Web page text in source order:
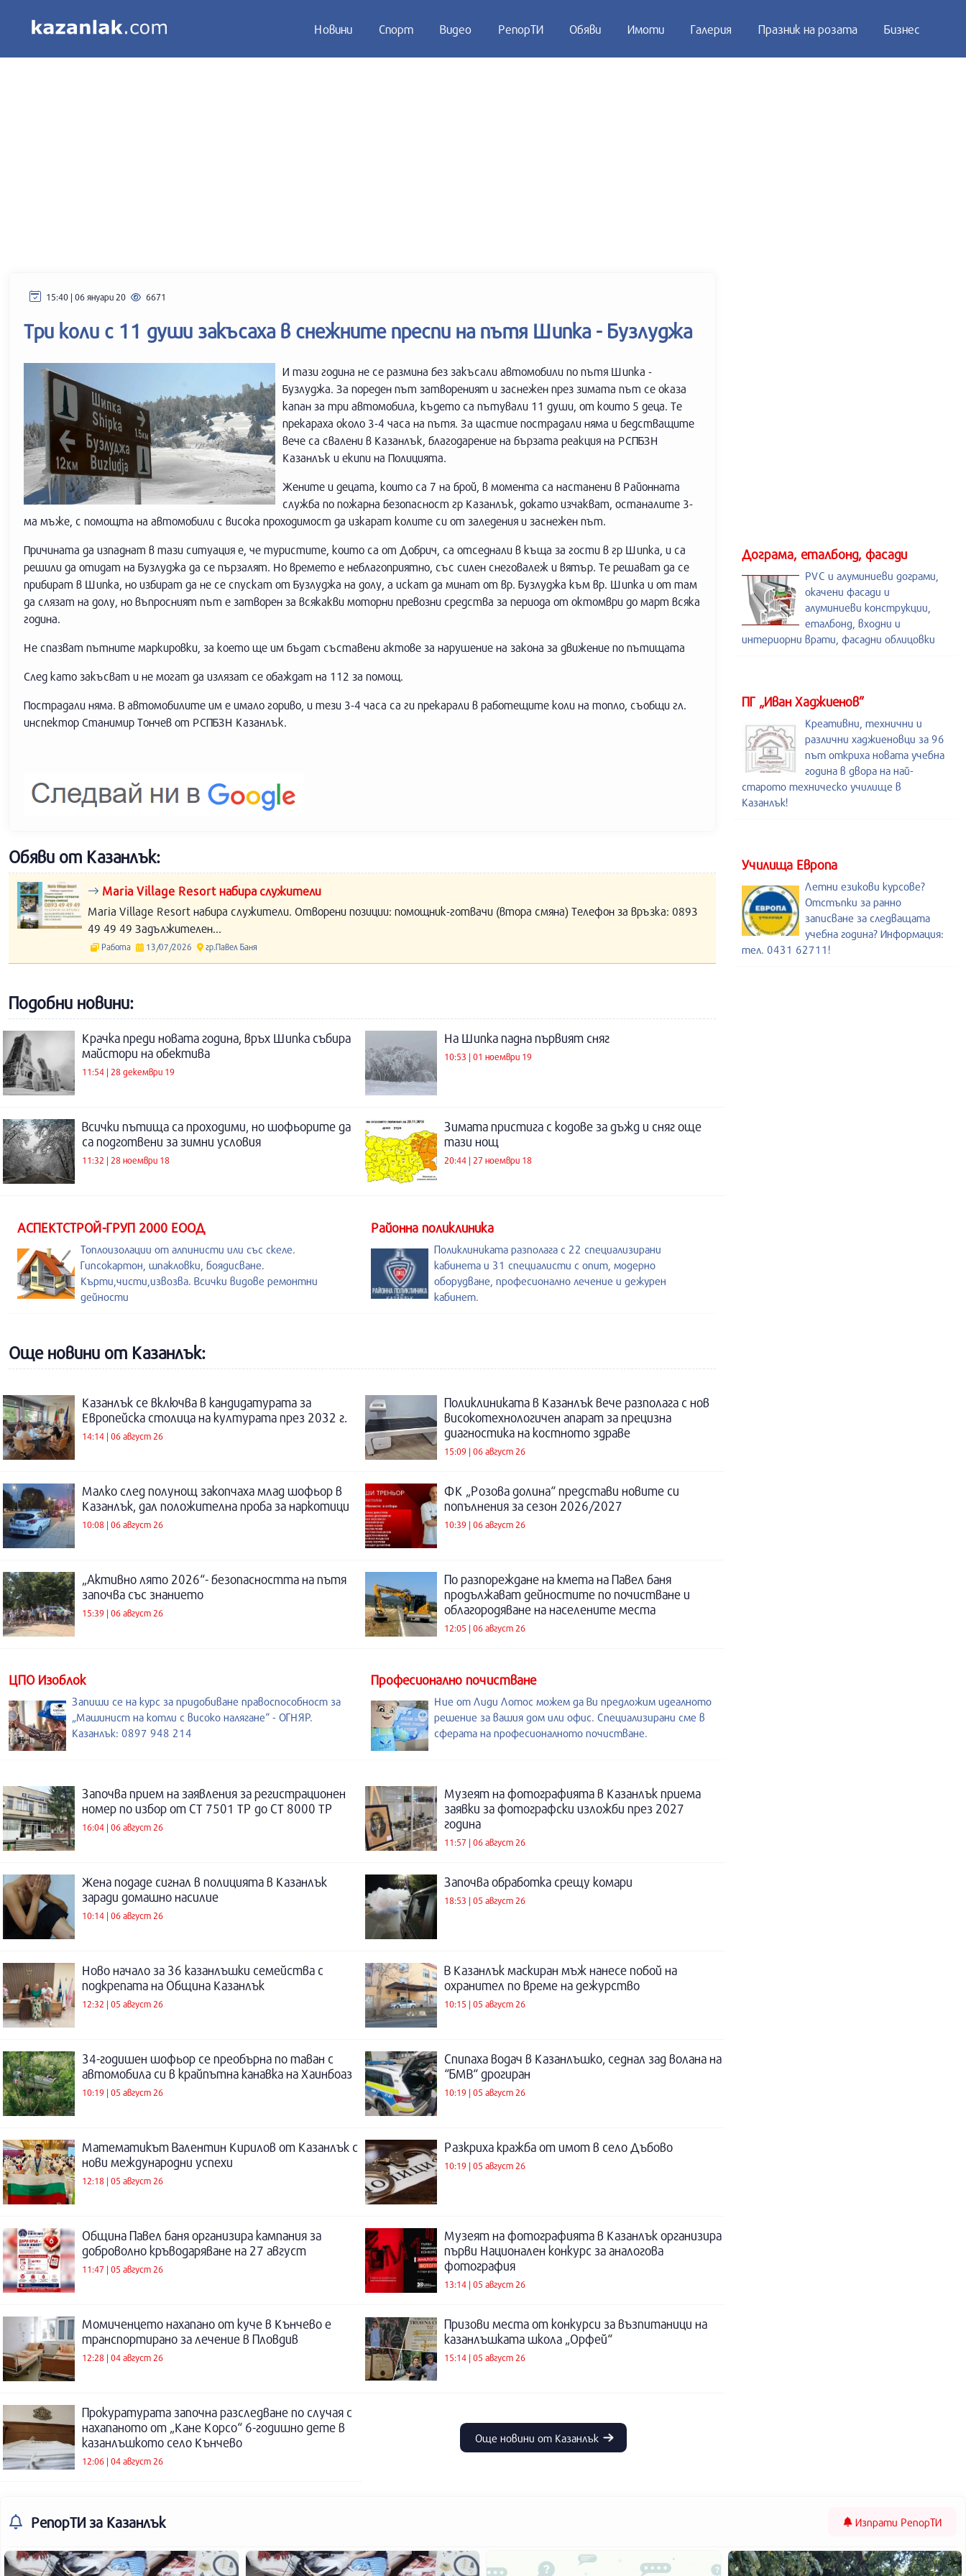
Новини Спорт Видео РепорТИ Обяви Имоти Галерия Празник на розата Бизнес
15:40 | 06 януари 20 6671
Три коли с 11 души закъсаха в снежните преспи на пътя Шипка - Бузлуджа
И тази година не се размина без закъсали автомобили по пътя Шипка -
Бузлуджа. За пореден път затвореният и заснежен през зимата път се оказа
капан за три автомобила, където са пътували 11 души, от които 5 деца. Те
прекараха около 3-4 часа на пътя. За щастие пострадали няма и бедстващите
вече са свалени в Казанлък, благодарение на бързата реакция на РСПБЗН
Казанлък и екипи на Полицията.
Жените и децата, които са 7 на брой, в момента са настанени в Районната
служба по пожарна безопасност гр Казанлък, докато изчакват, останалите 3-
ма мъже, с помощта на автомобили с висока проходимост да изкарат колите си от заледения и заснежен път.
Причината да изпаднат в тази ситуация е, че туристите, които са от Добрич, са отседнали в къща за гости в гр Шипка, и са
решили да отидат на Бузлуджа да се пързалят. Но времето е неблагоприятно, със силен снеговалеж и вятър. Те решават да се
прибират в Шипка, но избират да не се спускат от Бузлуджа на долу, а искат да минат от вр. Бузлуджа към вр. Шипка и от там
да слязат на долу, но въпросният път е затворен за всякакви моторни превозни средства за периода от октомври до март всяка
година.
Не спазват пътните маркировки, за което ще им бъдат съставени актове за нарушение на закона за движение по пътищата
След като закъсват и не могат да излязат се обаждат на 112 за помощ.
Пострадали няма. В автомобилите им е имало гориво, и тези 3-4 часа са ги прекарали в работещите коли на топло, съобщи гл.
инспектор Станимир Тончев от РСПБЗН Казанлък.
Обяви от Казанлък:
Maria Village Resort набира служители
Maria Village Resort набира служители. Отворени позиции: помощник-готвачи (втора смяна) Телефон за връзка: 0893
49 49 49 Задължителен...
Работа 13/07/2026 гр.Павел Баня
Подобни новини:
Крачка преди новата година, връх Шипка събира
майстори на обектива
11:54 | 28 декември 19
На Шипка падна първият сняг
10:53 | 01 ноември 19
Всички пътища са проходими, но шофьорите да
са подготвени за зимни условия
11:32 | 28 ноември 18
Зимата пристига с кодове за дъжд и сняг още
тази нощ
20:44 | 27 ноември 18
Дограма, еталбонд, фасади
PVC и алуминиеви дограми,
окачени фасади и
алуминиеви конструкции,
еталбонд, входни и
интериорни врати, фасадни облицовки
ПГ „Иван Хаджиенов”
Креативни, технични и
различни хаджиеновци за 96
път откриха новата учебна
година в двора на най-
старото техническо училище в
Казанлък!
Училища Европа
Летни езикови курсове?
Отстъпки за ранно
записване за следващата
учебна година? Информация:
тел. 0431 62711!
АСПЕКТСТРОЙ-ГРУП 2000 ЕООД
Топлоизолации от алпинисти или със скеле.
Гипсокартон, шпакловки, боядисване.
Кърти,чисти,извозва. Всички видове ремонтни
дейности
Районна поликлиника
Поликлиниката разполага с 22 специализирани
кабинета и 31 специалисти с опит, модерно
оборудване, професионално лечение и дежурен
кабинет.
Още новини от Казанлък:
Казанлък се включва в кандидатурата за
Европейска столица на културата през 2032 г.
14:14 | 06 август 26
Поликлиниката в Казанлък вече разполага с нов
високотехнологичен апарат за прецизна
диагностика на костното здраве
15:09 | 06 август 26
Малко след полунощ закопчаха млад шофьор в
Казанлък, дал положителна проба за наркотици
10:08 | 06 август 26
ФК „Розова долина“ представи новите си
попълнения за сезон 2026/2027
10:39 | 06 август 26
„Активно лято 2026“- безопасността на пътя
започва със знанието
15:39 | 06 август 26
По разпореждане на кмета на Павел баня
продължават дейностите по почистване и
облагородяване на населените места
12:05 | 06 август 26
ЦПО Изоблок
Запиши се на курс за придобиване правоспособност за
„Машинист на котли с високо налягане“ - ОГНЯР.
Казанлък: 0897 948 214
Професионално почистване
Ние от Лиди Лотос можем да Ви предложим идеалното
решение за вашия дом или офис. Специализирани сме в
сферата на професионалното почистване.
Започва прием на заявления за регистрационен
номер по избор от СТ 7501 ТР до СТ 8000 ТР
16:04 | 06 август 26
Музеят на фотографията в Казанлък приема
заявки за фотографски изложби през 2027
година
11:57 | 06 август 26
Жена подаде сигнал в полицията в Казанлък
заради домашно насилие
10:14 | 06 август 26
Започва обработка срещу комари
18:53 | 05 август 26
Ново начало за 36 казанлъшки семейства с
подкрепата на Община Казанлък
12:32 | 05 август 26
В Казанлък маскиран мъж нанесе побой на
охранител по време на дежурство
10:15 | 05 август 26
34-годишен шофьор се преобърна по таван с
автомобила си в крайпътна канавка на Хаинбоаз
10:19 | 05 август 26
Спипаха водач в Казанлъшко, седнал зад волана на
“БМВ“ дрогиран
10:19 | 05 август 26
Математикът Валентин Кирилов от Казанлък с
нови международни успехи
12:18 | 05 август 26
Разкриха кражба от имот в село Дъбово
10:19 | 05 август 26
Община Павел баня организира кампания за
доброволно кръводаряване на 27 август
11:47 | 05 август 26
Музеят на фотографията в Казанлък организира
първи Национален конкурс за аналогова
фотография
13:14 | 05 август 26
Момиченцето нахапано от куче в Кънчево е
транспортирано за лечение в Пловдив
12:28 | 04 август 26
Призови места от конкурси за възпитаници на
казанлъшката школа „Орфей“
15:14 | 05 август 26
Прокуратурата започна разследване по случая с
нахапаното от „Кане Корсо“ 6-годишно дете в
казанлъшкото село Кънчево
12:06 | 04 август 26
Още новини от Казанлък
РепорТИ за Казанлък Изпрати РепорТИ